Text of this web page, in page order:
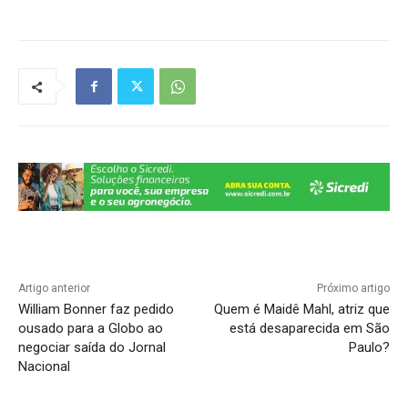
b
o
k
a
m
dI
n
Artigo anterior
William Bonner faz pedido
ousado para a Globo ao
negociar saída do Jornal
Nacional
Próximo artigo
Quem é Maidê Mahl, atriz que
está desaparecida em São
Paulo?